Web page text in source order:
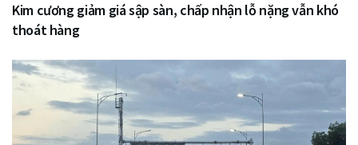
Kim cương giảm giá sập sàn, chấp nhận lỗ nặng vẫn khó
thoát hàng